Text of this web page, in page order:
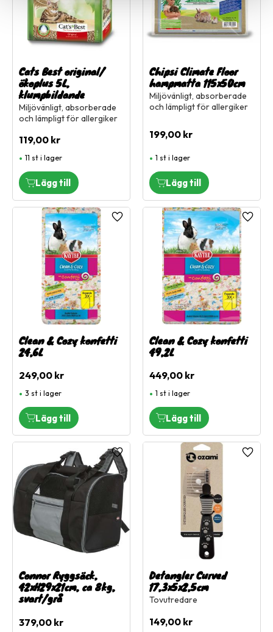
Cats Best original/
ökoplus 5L,
klumpbildande
Miljövänligt, absorberade
och lämpligt för allergiker
119,00 kr
11 st i lager
Chipsi Climate Floor
hampmatta 115x50cm
Miljövänligt, absorberade
och lämpligt för allergiker
199,00 kr
1 st i lager
Clean & Cozy konfetti
24,6L
249,00 kr
Lägg till i favoriter
3 st i lager
Clean & Cozy konfetti
49,2L
449,00 kr
Lägg
1 st i lager
Connor Ryggsäck,
42xH29x21cm, ca 8kg,
svart/grå
379,00 kr
Lägg till i favoriter
Detangler Curved
17,3x5x2,5cm
Tovutredare
149,00 kr
Lägg